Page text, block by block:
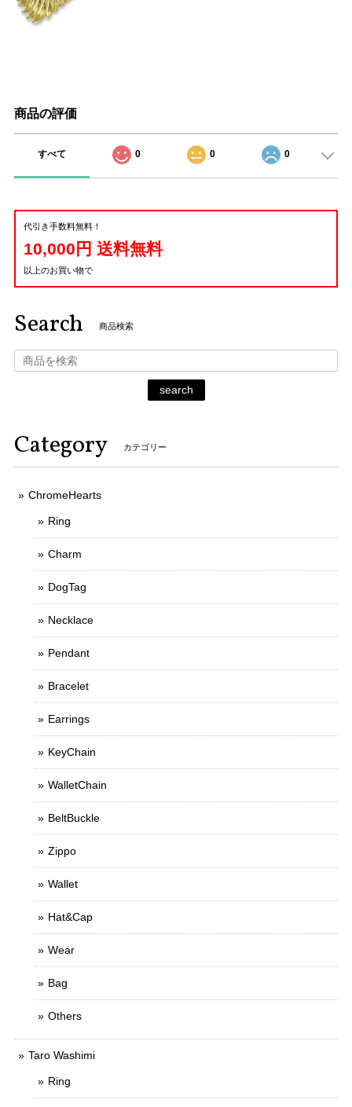
商品の評価
すべて 0 0 0
代引き手数料無料！
10,000円 送料無料
以上のお買い物で
Search 商品検索
search
Category カテゴリー
ChromeHearts
Ring
Charm
DogTag
Necklace
Pendant
Bracelet
Earrings
KeyChain
WalletChain
BeltBuckle
Zippo
Wallet
Hat&Cap
Wear
Bag
Others
Taro Washimi
Ring